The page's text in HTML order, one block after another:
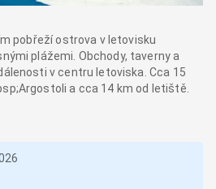
pobřeží ostrova v letovisku
plážemi. Obchody, taverny a
v centru letoviska. Cca 15
a cca 14 km od letiště.